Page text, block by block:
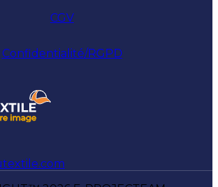
CGV
Confidentialité/RGPD